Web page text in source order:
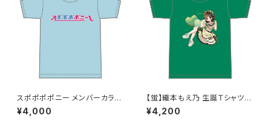
スポポポポニー メンバーカラー
シンプルデザイン ロゴTシャツ
ライトブルー S〜XLサイズ
¥4,000
【蛍】織本もえ乃 生誕Ｔシャツ2
025 XXL〜XXXLサイズ
¥4,200